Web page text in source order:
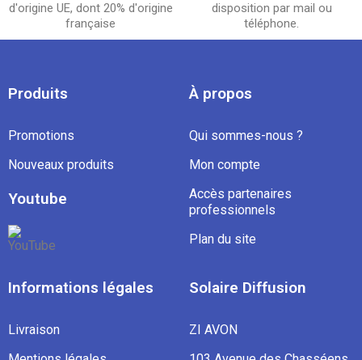
d'origine UE, dont 20% d'origine
française
disposition par mail ou
téléphone.
Produits
Promotions
Nouveaux produits
Youtube
À propos
Qui sommes-nous ?
Mon compte
Accès partenaires
professionnels
Plan du site
Informations légales
Livraison
Solaire Diffusion
ZI AVON